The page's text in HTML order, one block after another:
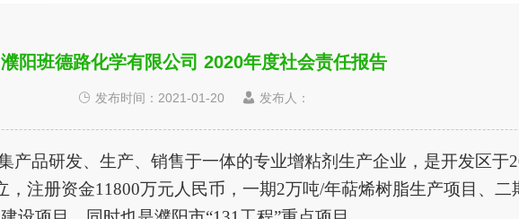
濮阳班德路化学有限公司 2020年度社会责任报告
发布时间：2021-01-20 发布人：
产品研发、生产、销售于一体的专业增粘剂生产企业，是开发区于
注册资金11800万元人民币，一期2万吨/年萜烯树脂生产项目、二